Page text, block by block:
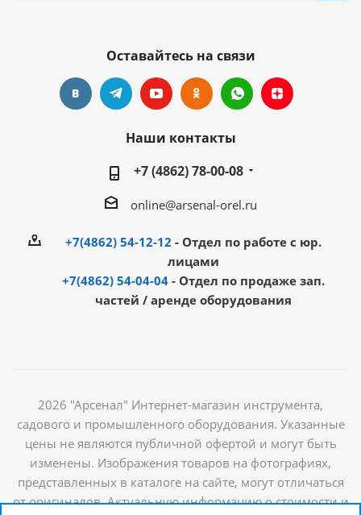
Оставайтесь на связи
Наши контакты
+7 (4862) 78-00-08
online@arsenal-orel.ru
+7(4862) 54-12-12 - Отдел по работе с юр.
лицами
+7(4862) 54-04-04 - Отдел по продаже зап.
частей / аренде оборудования
2026 "Арсенал" Интернет-магазин инструмента,
садового и промышленного оборудования. Указанные
цены не являются публичной офертой и могут быть
изменены. Изображения товаров на фотографиях,
представленных в каталоге на сайте, могут отличаться
от оригиналов. Актуальную информацию о стоимости и